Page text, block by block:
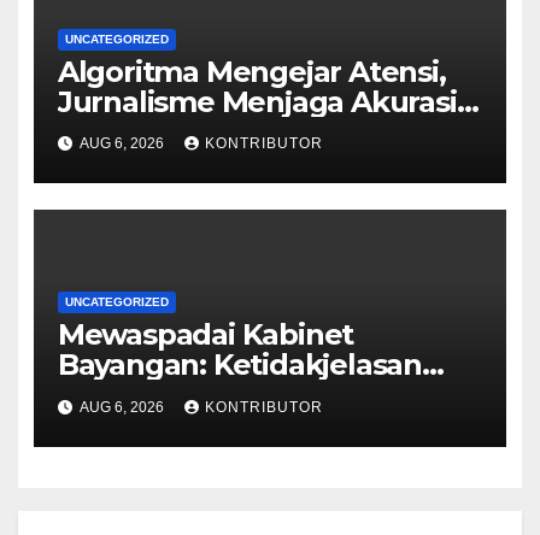
UNCATEGORIZED
Algoritma Mengejar Atensi,
Jurnalisme Menjaga Akurasi
dan Akal Sehat Publik
AUG 6, 2026 KONTRIBUTOR
UNCATEGORIZED
Mewaspadai Kabinet
Bayangan: Ketidakjelasan
Legitimasi Moral dan
Representasi
AUG 6, 2026 KONTRIBUTOR